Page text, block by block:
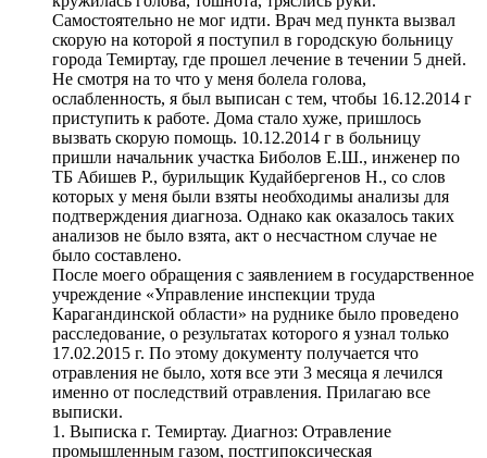
Самостоятельно не мог идти. Врач мед пункта вызвал
скорую на которой я поступил в городскую больницу
города Темиртау, где прошел лечение в течении 5 дней.
Не смотря на то что у меня болела голова,
ослабленность, я был выписан с тем, чтобы 16.12.2014 г
приступить к работе. Дома стало хуже, пришлось
вызвать скорую помощь. 10.12.2014 г в больницу
пришли начальник участка Биболов Е.Ш., инженер по
ТБ Абишев Р., бурильщик Кудайбергенов Н., со слов
которых у меня были взяты необходимы анализы для
подтверждения диагноза. Однако как оказалось таких
анализов не было взята, акт о несчастном случае не
было составлено.
После моего обращения с заявлением в государственное
учреждение «Управление инспекции труда
Карагандинской области» на руднике было проведено
расследование, о результатах которого я узнал только
17.02.2015 г. По этому документу получается что
отравления не было, хотя все эти 3 месяца я лечился
именно от последствий отравления. Прилагаю все
выписки.
1. Выписка г. Темиртау. Диагноз: Отравление
промышленным газом, постгипоксическая